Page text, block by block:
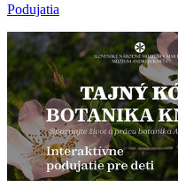
Podujatia